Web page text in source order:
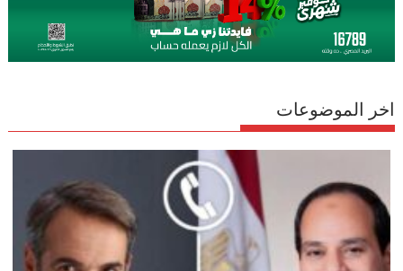
اخر الموضوعات